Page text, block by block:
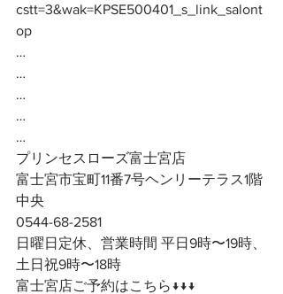
cstt=3&wak=KPSE500401_s_link_salont
op
…
…
…
…
…
プリンセスローズ富士宮店
富士宮市宝町11番7号ヘンリーテラス1階
中央
0544-68-2581
日曜日定休、営業時間 平日9時〜19時、
土日祝9時〜18時
富士宮店ご予約はこちら↓↓↓